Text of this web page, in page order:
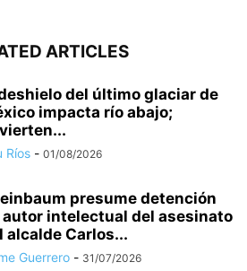
ARTICLES
del último glaciar de
impacta río abajo;
Ríos - 01/08/2026
presume detención
autor intelectual del asesinato
alcalde Carlos...
Guerrero - 31/07/2026